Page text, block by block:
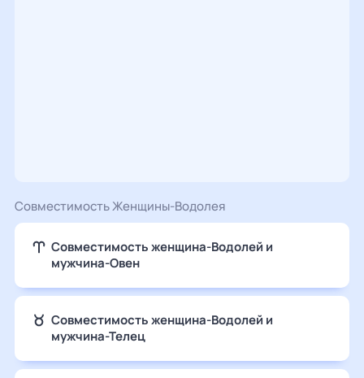
Совместимость Женщины-Водолея
Совместимость женщина-Водолей и
мужчина-Овен
Совместимость женщина-Водолей и
мужчина-Телец